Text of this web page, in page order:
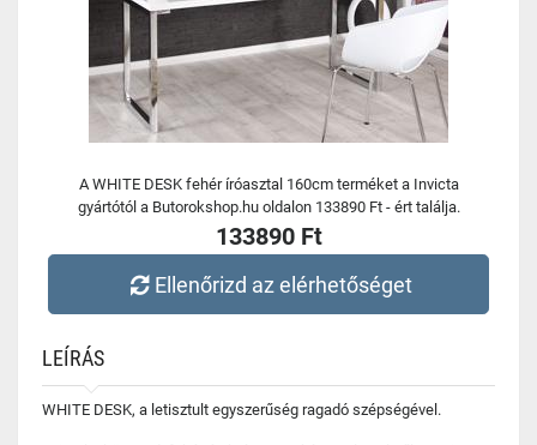
A WHITE DESK fehér íróasztal 160cm terméket a Invicta
gyártótól a Butorokshop.hu oldalon 133890 Ft - ért találja.
133890 Ft
Ellenőrizd az elérhetőséget
LEÍRÁS
WHITE DESK, a letisztult egyszerűség ragadó szépségével.